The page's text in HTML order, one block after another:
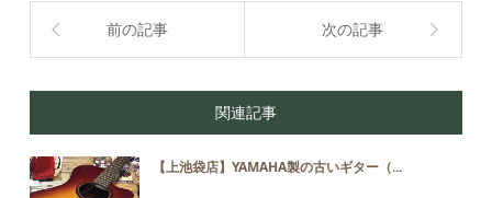
前の記事 次の記事
関連記事
【上池袋店】YAMAHA製の古いギター（...